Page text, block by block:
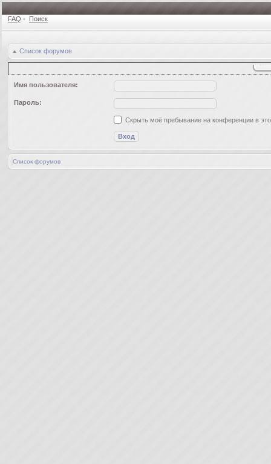
FAQ • Поиск
Список форумов
Имя пользователя:
Пароль:
Скрыть моё пребывание на конференции в
Список форумов